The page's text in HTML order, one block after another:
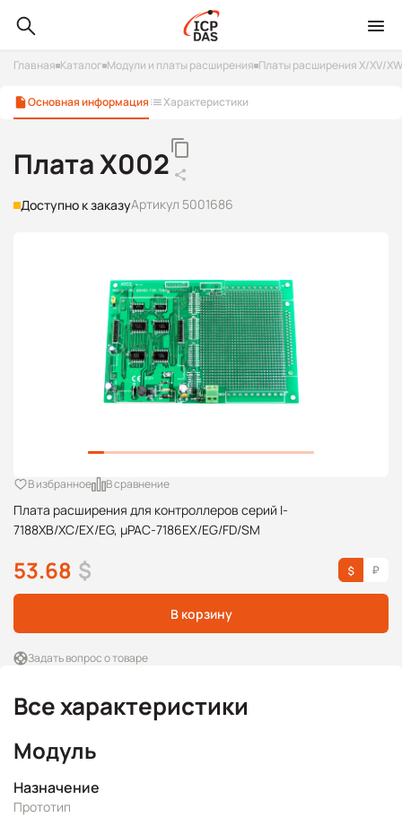
Главная Каталог Модули и платы расширения Платы расширения X/XV/XW
Основная информация Характеристики
Плата X002
Доступно к заказуАртикул 5001686
Плата расширения для контроллеров серий I-
7188XB/XC/EX/EG, μPAC-7186EX/EG/FD/SM
В избранное В сравнение
53.68 $
В корзину
Задать вопрос о товаре
Все характеристики
Модуль
Назначение
Прототип